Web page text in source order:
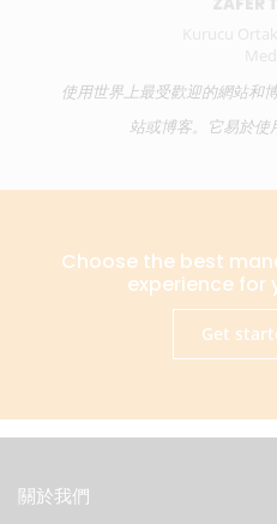
Kurucu
使用世界上最受歡迎的網站和
站或博客。它易於使
Choose the best
experience for
Get
關於我們